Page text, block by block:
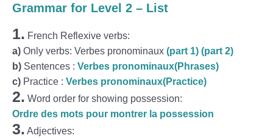
Grammar for Level 2 – List
1. French Reflexive verbs:
a) Only verbs: Verbes pronominaux (part 1) (part 2)
b) Sentences : Verbes pronominaux(Phrases)
c) Practice : Verbes pronominaux(Practice)
2. Word order for showing possession:
Ordre des mots pour montrer la possession
3. Adjectives: